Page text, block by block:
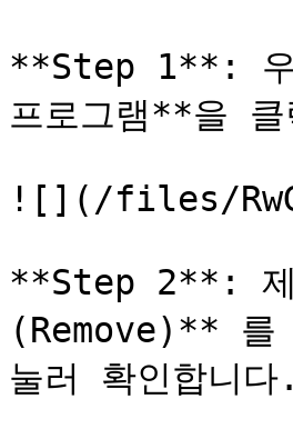
**Step 1**: 우
프로그램**을 클
![](/files/
**Step 2**: 제
(Remove)**
눌러 확인합니다.